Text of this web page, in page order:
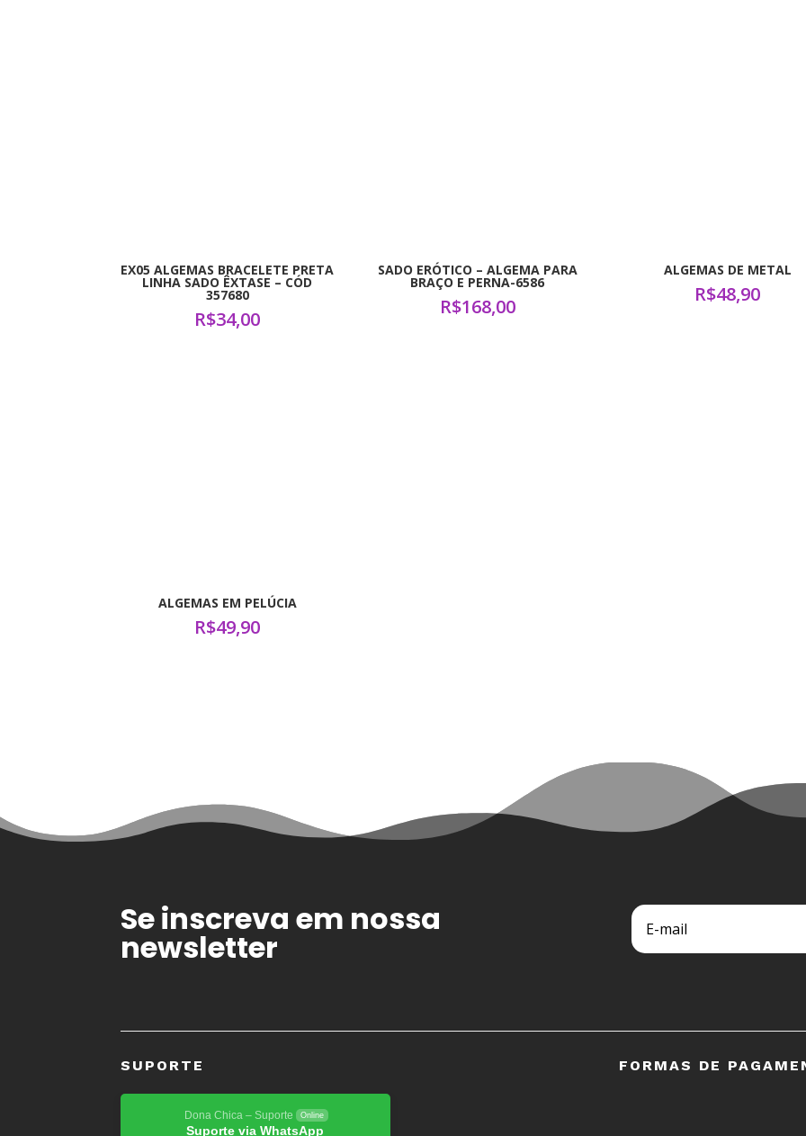
EX05 ALGEMAS BRACELETE PRETA
LINHA SADO ÊXTASE – CÓD
357680
R$34,00
SADO ERÓTICO – ALGEMA PARA
BRAÇO E PERNA-6586
R$168,00
ALGEMAS DE METAL
R$48,90
ALGEMAS EM PELÚCIA
R$49,90
Se inscreva em nossa
newsletter
SUPORTE
Dona Chica – Suporte Online
Suporte via WhatsApp
FORMAS DE